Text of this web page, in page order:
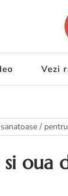
Vezi
/
oua